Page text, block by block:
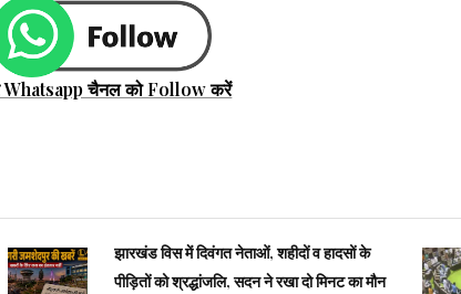
Whatsapp चैनल को Follow करें
झारखंड विस में दिवंगत नेताओं, शहीदों व हादसों के
पीड़ितों को श्रद्धांजलि, सदन ने रखा दो मिनट का मौन